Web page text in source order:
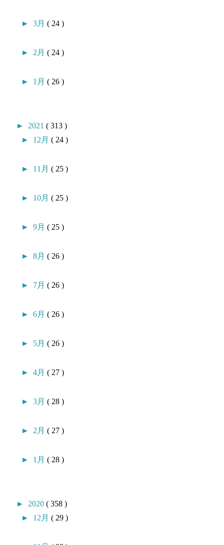
►3月( 24 )
► 2月( 24 )
► 1月( 26 )
► 2021( 313 )
► 12月( 24 )
► 11月( 25 )
► 10月( 25 )
►9月( 25 )
►8月( 26 )
► 7月( 26 )
►6月( 26 )
► 5月( 26 )
►4月( 27 )
►3月( 28 )
► 2月( 27 )
► 1月( 28 )
► 2020( 358 )
► 12月( 29 )